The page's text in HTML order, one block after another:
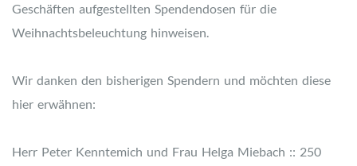
Geschäften aufgestellten Spendendosen für die
Weihnachtsbeleuchtung hinweisen.
Wir danken den bisherigen Spendern und möchten diese
hier erwähnen:
Herr Peter Kenntemich und Frau Helga Miebach :: 250